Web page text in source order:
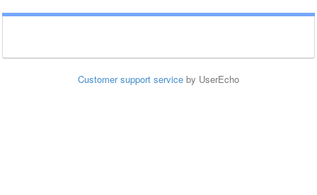
Customer support service by UserEcho